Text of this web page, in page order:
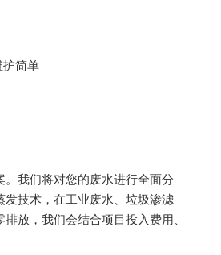
护简单
我们将对您的废水进行全面分
技术，在工业废水、垃圾渗滤
放，我们会结合项目投入费用、